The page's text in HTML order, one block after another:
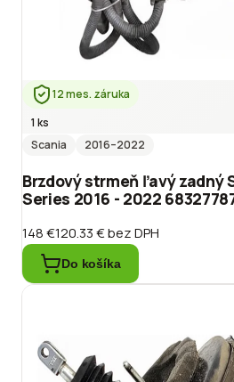
12 mes. záruka
1 ks
Scania
2016–2022
Brzdový strmeň ľavý zadný
Series 2016 - 2022
148 €120.33 €bez DPH
Do košíka